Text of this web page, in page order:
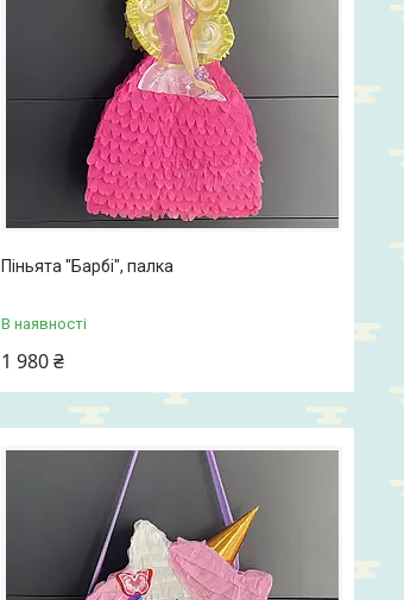
Піньята "Барбі", палка
В наявності
1 980 ₴